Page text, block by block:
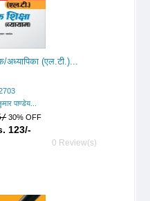
अध्यापिका (एल.टी.)...
पाण्डेय...
30% OFF
123/-
0 Review(s)